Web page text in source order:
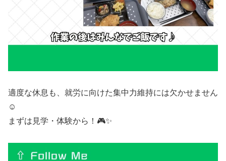
適度な休息も、就労に向けた集中力維持には欠かせません
☺️
まずは見学・体験から！🎮✨